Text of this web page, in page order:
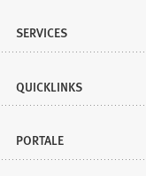
SERVICES
QUICKLINKS
PORTALE